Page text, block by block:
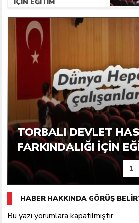
IÇIN EĞITIM
FIRAT YILMAZ
SINEMA KEYFI
GENÇLER SATRANÇ
KONUŞTURDU
TÜRK TARIM ORMAN-
ZIYARET
TORBALI DEVLET
FARKINDALIĞI IÇIN
1
HABER HAKKINDA GÖRÜŞ
Bu yazı yorumlara kapatılmıştır.